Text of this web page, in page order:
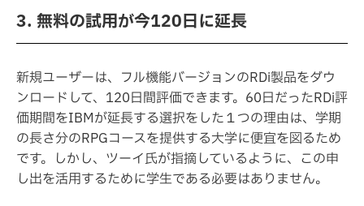
3. 無料の試用が今120日に延長
新規ユーザーは、フル機能バージョンのRDi製品をダウ
ンロードして、120日間評価できます。60日だったRDi評
価期間をIBMが延長する選択をした１つの理由は、学期
の長さ分のRPGコースを提供する大学に便宜を図るため
です。しかし、ツーイ氏が指摘しているように、この申
し出を活用するために学生である必要はありません。